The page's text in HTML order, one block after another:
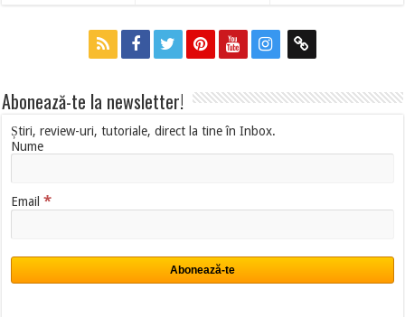
Abonează-te la newsletter!
Știri, review-uri, tutoriale, direct la tine în Inbox.
Nume
Email*